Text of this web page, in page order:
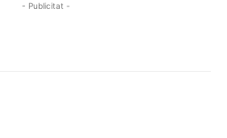
- Publicitat -